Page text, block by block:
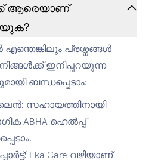
ആരെയാണ്
എന്തെങ്കിലും പ്രശ്നങ്ങൾ
ഇനിപ്പറയുന്ന
ബന്ധപ്പെടാം:
സഹായത്തിനായി
ABHA ഹെൽപ്പ്
Eka Care വഴിയാണ്